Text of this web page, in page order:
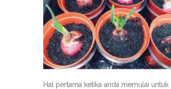
Hal pertama ketika anda memulai